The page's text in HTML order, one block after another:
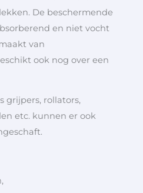
De beschermende
en niet vocht
van
ook nog over een
grijpers, rollators,
etc. kunnen er ook